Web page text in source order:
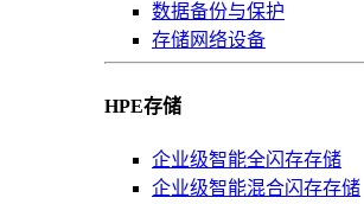
数据备份与保护
存储网络设备
HPE存储
企业级智能全闪存存储
企业级智能混合闪存存储